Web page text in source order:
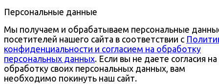
Персональные данные
Мы получаем и обрабатываем персональные
посетителей нашего сайта в соответствии с
конфиденциальности и согласием на обработку
персональных данных. Если вы не даете согласия на
обработку своих персональных данных, вам
необходимо покинуть наш сайт.